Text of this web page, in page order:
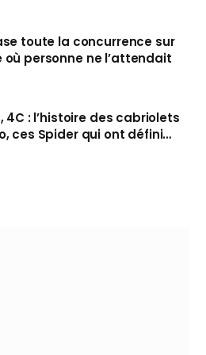
toute la concurrence sur
où personne ne l’attendait
4C : l’histoire des cabriolets
ces Spider qui ont défini
cheveux au vent